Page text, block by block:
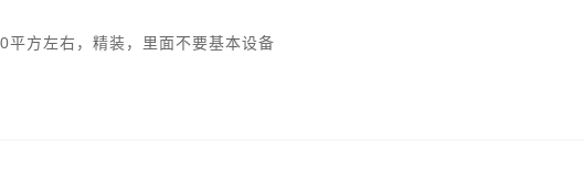
平方左右，精装，里面不要基本设备